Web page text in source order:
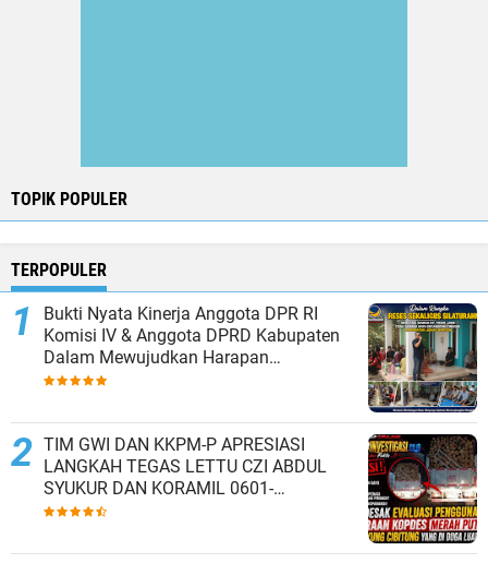
TOPIK POPULER
TERPOPULER
Bukti Nyata Kinerja Anggota DPR RI
Komisi IV & Anggota DPRD Kabupaten
Dalam Mewujudkan Harapan
Masyarakat
TIM GWI DAN KKPM-P APRESIASI
LANGKAH TEGAS LETTU CZI ABDUL
SYUKUR DAN KORAMIL 0601-
13/CIBALIUNG AMANKAN KENDARAAN